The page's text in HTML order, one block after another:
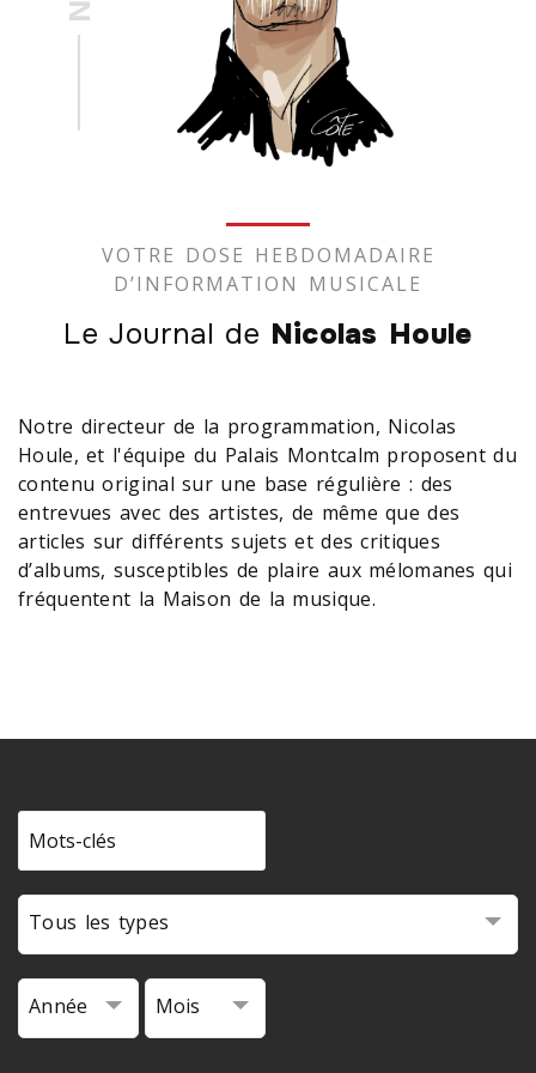
VOTRE DOSE HEBDOMADAIRE
D’INFORMATION MUSICALE
Le Journal de Nicolas Houle
Notre directeur de la programmation, Nicolas
Houle, et l'équipe du Palais Montcalm proposent du
contenu original sur une base régulière : des
entrevues avec des artistes, de même que des
articles sur différents sujets et des critiques
d’albums, susceptibles de plaire aux mélomanes qui
fréquentent la Maison de la musique.
Tous les types
Année Mois